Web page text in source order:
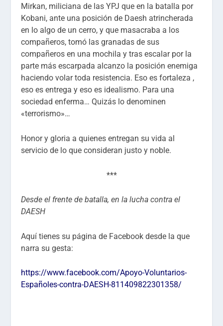
Mirkan, miliciana de las YPJ que en la batalla por
Kobani, ante una posición de Daesh atrincherada
en lo algo de un cerro, y que masacraba a los
compañeros, tomó las granadas de sus
compañeros en una mochila y tras escalar por la
parte más escarpada alcanzo la posición enemiga
haciendo volar toda resistencia. Eso es fortaleza ,
eso es entrega y eso es idealismo. Para una
sociedad enferma… Quizás lo denominen
«terrorismo»…
Honor y gloria a quienes entregan su vida al
servicio de lo que consideran justo y noble.
***
Desde el frente de batalla, en la lucha contra el
DAESH
Aquí tienes su página de Facebook desde la que
narra su gesta:
https://www.facebook.com/Apoyo-Voluntarios-
Españoles-contra-DAESH-811409822301358/